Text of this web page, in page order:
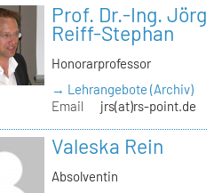
Prof. Dr.-Ing. Jörg
Reiff-Stephan
Honorarprofessor
→ Lehrangebote (Archiv)
Email
jrs(at)rs-point.de
Valeska Rein
Absolventin